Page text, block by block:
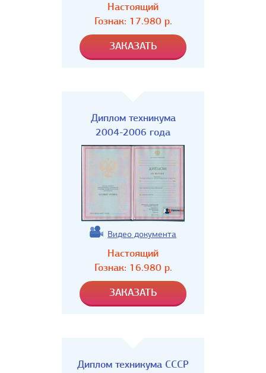
Настоящий
Гознак: 17.980р.
Диплом техникума
2004-2006 года
Видео документа
Настоящий
Гознак: 16.980р.
Диплом техникума СССР